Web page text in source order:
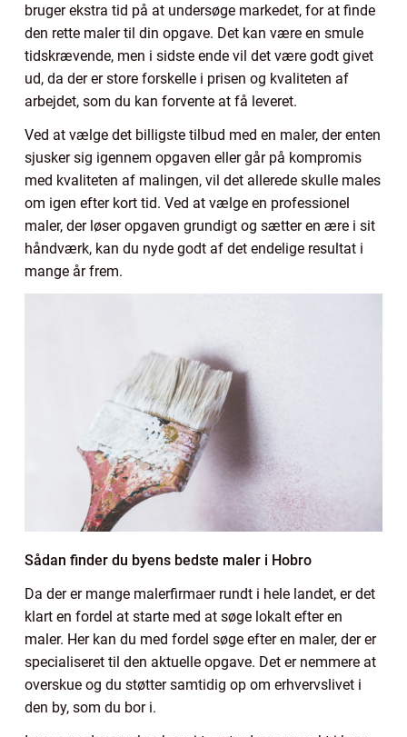
bruger ekstra tid på at undersøge markedet, for at finde
den rette maler til din opgave. Det kan være en smule
tidskrævende, men i sidste ende vil det være godt givet
ud, da der er store forskelle i prisen og kvaliteten af
arbejdet, som du kan forvente at få leveret.
Ved at vælge det billigste tilbud med en maler, der enten
sjusker sig igennem opgaven eller går på kompromis
med kvaliteten af malingen, vil det allerede skulle males
om igen efter kort tid. Ved at vælge en professionel
maler, der løser opgaven grundigt og sætter en ære i sit
håndværk, kan du nyde godt af det endelige resultat i
mange år frem.
Sådan finder du byens bedste maler i Hobro
Da der er mange malerfirmaer rundt i hele landet, er det
klart en fordel at starte med at søge lokalt efter en
maler. Her kan du med fordel søge efter en maler, der er
specialiseret til den aktuelle opgave. Det er nemmere at
overskue og du støtter samtidig op om erhvervslivet i
den by, som du bor i.